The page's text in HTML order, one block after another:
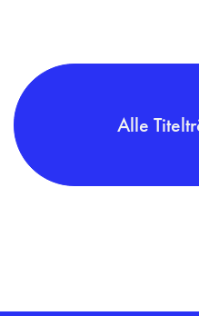
Alle